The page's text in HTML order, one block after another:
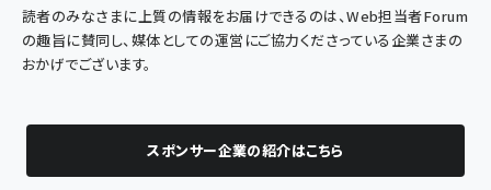
読者のみなさまに上質の情報をお届けできるのは、Web担当者Forum
の趣旨に賛同し、媒体としての運営にご協力くださっている企業さまの
おかげでございます。
スポンサー企業の紹介はこちら